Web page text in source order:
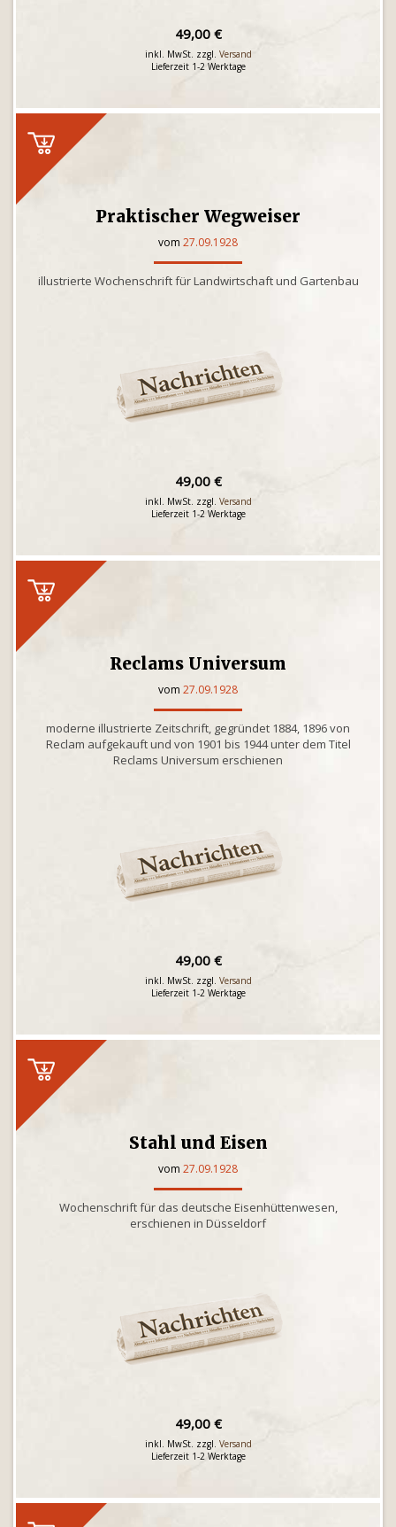
49,00 €
inkl. MwSt. zzgl. Versand
Lieferzeit 1-2 Werktage
Praktischer Wegweiser
vom 27.09.1928
illustrierte Wochenschrift für Landwirtschaft und Gartenbau
49,00 €
inkl. MwSt. zzgl. Versand
Lieferzeit 1-2 Werktage
Reclams Universum
vom 27.09.1928
moderne illustrierte Zeitschrift, gegründet 1884, 1896 von
Reclam aufgekauft und von 1901 bis 1944 unter dem Titel
Reclams Universum erschienen
49,00 €
inkl. MwSt. zzgl. Versand
Lieferzeit 1-2 Werktage
Stahl und Eisen
vom 27.09.1928
Wochenschrift für das deutsche Eisenhüttenwesen,
erschienen in Düsseldorf
49,00 €
inkl. MwSt. zzgl. Versand
Lieferzeit 1-2 Werktage